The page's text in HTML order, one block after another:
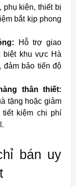
phụ kiện, thiết bị
bắt kịp phong
Hỗ trợ giao
biệt khu vực Hà
đảm bảo tiến độ
thân thiết:
tặng hoặc giảm
kiệm chi phí
bán uy